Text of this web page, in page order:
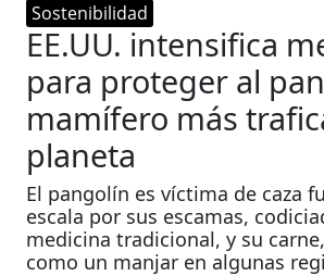
Sostenibilidad
EE.UU. intensifica
para proteger al
mamífero más
planeta
El pangolín es víctima de caza
escala por sus escamas,
medicina tradicional, y su
como un manjar en algunas